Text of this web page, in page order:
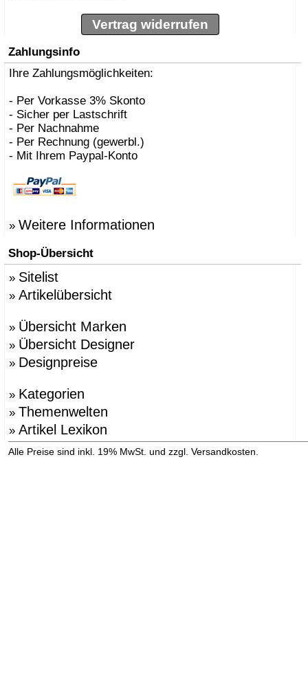
Vertrag widerrufen
Zahlungsinfo
Ihre Zahlungsmöglichkeiten:
- Per Vorkasse 3% Skonto
- Sicher per Lastschrift
- Per Nachnahme
- Per Rechnung (gewerbl.)
- Mit Ihrem Paypal-Konto
» Weitere Informationen
Shop-Übersicht
» Sitelist
» Artikelübersicht
» Übersicht Marken
» Übersicht Designer
» Designpreise
» Kategorien
» Themenwelten
» Artikel Lexikon
Alle Preise sind inkl. 19% MwSt. und zzgl. Versandkosten.